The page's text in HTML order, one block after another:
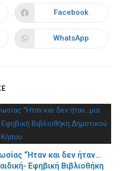
CONTENT
Opens
new
window
Facebook
Opens
WhatsApp
“Ήταν και δεν ήταν…
Εφηβική Βιβλιοθήκη